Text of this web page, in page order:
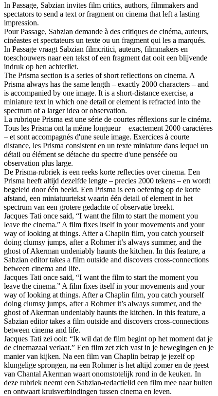
In Passage, Sabzian invites film critics, authors, filmmakers and
spectators to send a text or fragment on cinema that left a lasting
impression.
Pour Passage, Sabzian demande à des critiques de cinéma, auteurs,
cinéastes et spectateurs un texte ou un fragment qui les a marqués.
In Passage vraagt Sabzian filmcritici, auteurs, filmmakers en
toeschouwers naar een tekst of een fragment dat ooit een blijvende
indruk op hen achterliet.
The Prisma section is a series of short reflections on cinema. A
Prisma always has the same length – exactly 2000 characters – and
is accompanied by one image. It is a short-distance exercise, a
miniature text in which one detail or element is refracted into the
spectrum of a larger idea or observation.
La rubrique Prisma est une série de courtes réflexions sur le cinéma.
Tous les Prisma ont la même longueur – exactement 2000 caractères
– et sont accompagnés d'une seule image. Exercices à courte
distance, les Prisma consistent en un texte miniature dans lequel un
détail ou élément se détache du spectre d'une penséée ou
observation plus large.
De Prisma-rubriek is een reeks korte reflecties over cinema. Een
Prisma heeft altijd dezelfde lengte – precies 2000 tekens – en wordt
begeleid door één beeld. Een Prisma is een oefening op de korte
afstand, een miniatuurtekst waarin één detail of element in het
spectrum van een grotere gedachte of observatie breekt.
Jacques Tati once said, “I want the film to start the moment you
leave the cinema.” A film fixes itself in your movements and your
way of looking at things. After a Chaplin film, you catch yourself
doing clumsy jumps, after a Rohmer it’s always summer, and the
ghost of Akerman undeniably haunts the kitchen. In this feature, a
Sabzian editor takes a film outside and discovers cross-connections
between cinema and life.
Jacques Tati once said, “I want the film to start the moment you
leave the cinema.” A film fixes itself in your movements and your
way of looking at things. After a Chaplin film, you catch yourself
doing clumsy jumps, after a Rohmer it’s always summer, and the
ghost of Akerman undeniably haunts the kitchen. In this feature, a
Sabzian editor takes a film outside and discovers cross-connections
between cinema and life.
Jacques Tati zei ooit: “Ik wil dat de film begint op het moment dat je
de cinemazaal verlaat.” Een film zet zich vast in je bewegingen en je
manier van kijken. Na een film van Chaplin betrap je jezelf op
klungelige sprongen, na een Rohmer is het altijd zomer en de geest
van Chantal Akerman waart onomstotelijk rond in de keuken. In
deze rubriek neemt een Sabzian-redactielid een film mee naar buiten
en ontwaart kruisverbindingen tussen cinema en leven.